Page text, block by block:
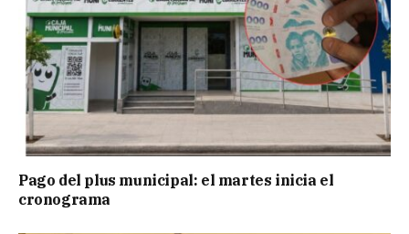
Pago del plus municipal: el martes inicia el
cronograma